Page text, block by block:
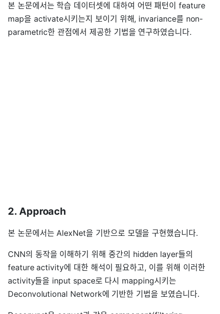
본 논문에서는 학습 데이터셋에 대하여 어떤 패턴이 feature
map을 activate시키는지 보이기 위해, invariance를 non-
parametric한 관점에서 제공한 기법을 연구하였습니다.
2. Approach
본 논문에서는 AlexNet을 기반으로 모델을 구현했습니다.
CNN의 동작을 이해하기 위해 중간의 hidden layer들의
feature activity에 대한 해석이 필요하고, 이를 위해 이러한
activity들을 input space로 다시 mapping시키는
Deconvolutional Network에 기반한 기법을 보였습니다.